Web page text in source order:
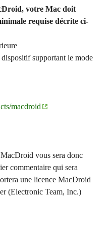
votre Mac doit
requise décrite ci-
supportant le mode
macdroid
vous sera donc
commentaire qui sera
une licence MacDroid
(Electronic Team, Inc.)